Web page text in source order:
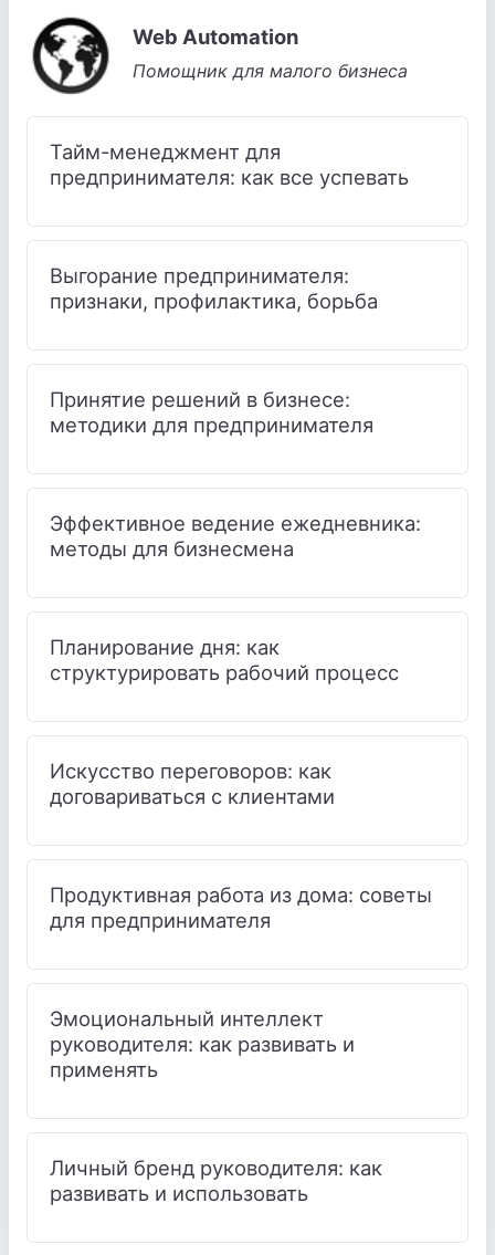
Web Automation
Помощник для малого бизнеса
Тайм-менеджмент для
предпринимателя: как все успевать
Выгорание предпринимателя:
признаки, профилактика, борьба
Принятие решений в бизнесе:
методики для предпринимателя
Эффективное ведение ежедневника:
методы для бизнесмена
Планирование дня: как
структурировать рабочий процесс
Искусство переговоров: как
договариваться с клиентами
Продуктивная работа из дома: советы
для предпринимателя
Эмоциональный интеллект
руководителя: как развивать и
применять
Личный бренд руководителя: как
развивать и использовать